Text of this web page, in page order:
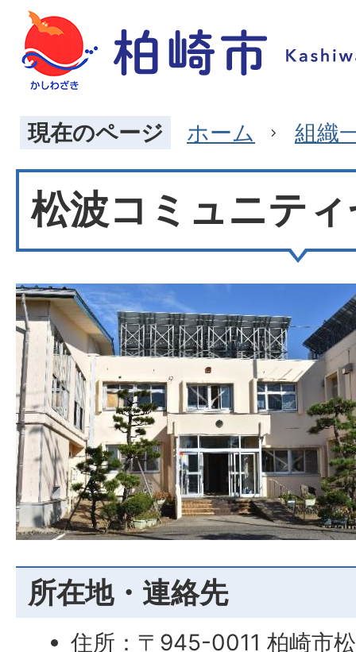
現在のページ ホーム 組織
松波コミュニテ
所在地・連絡先
住所：〒945-0011 柏崎市